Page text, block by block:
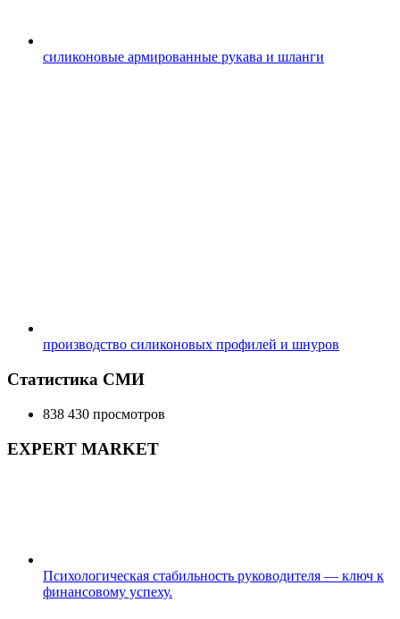
силиконовые армированные рукава и шланги
производство силиконовых профилей и шнуров
Статистика СМИ
838 430 просмотров
EXPERT MARKET
Психологическая стабильность руководителя — ключ к
финансовому успеху.